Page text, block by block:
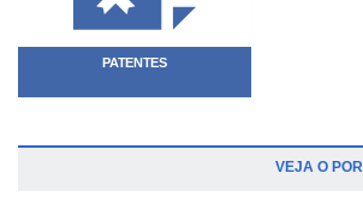
PATENTES
VEJA O